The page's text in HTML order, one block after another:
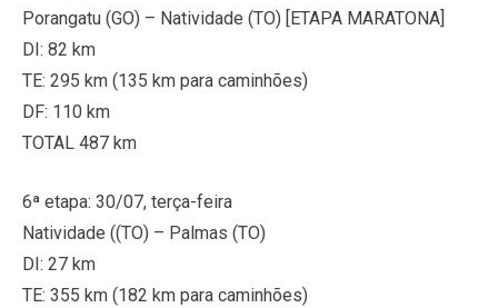
Porangatu (GO) – Natividade (TO) [ETAPA MARATONA]
DI: 82 km
TE: 295 km (135 km para caminhões)
DF: 110 km
TOTAL 487 km
6ª etapa: 30/07, terça-feira
Natividade ((TO) – Palmas (TO)
DI: 27 km
TE: 355 km (182 km para caminhões)